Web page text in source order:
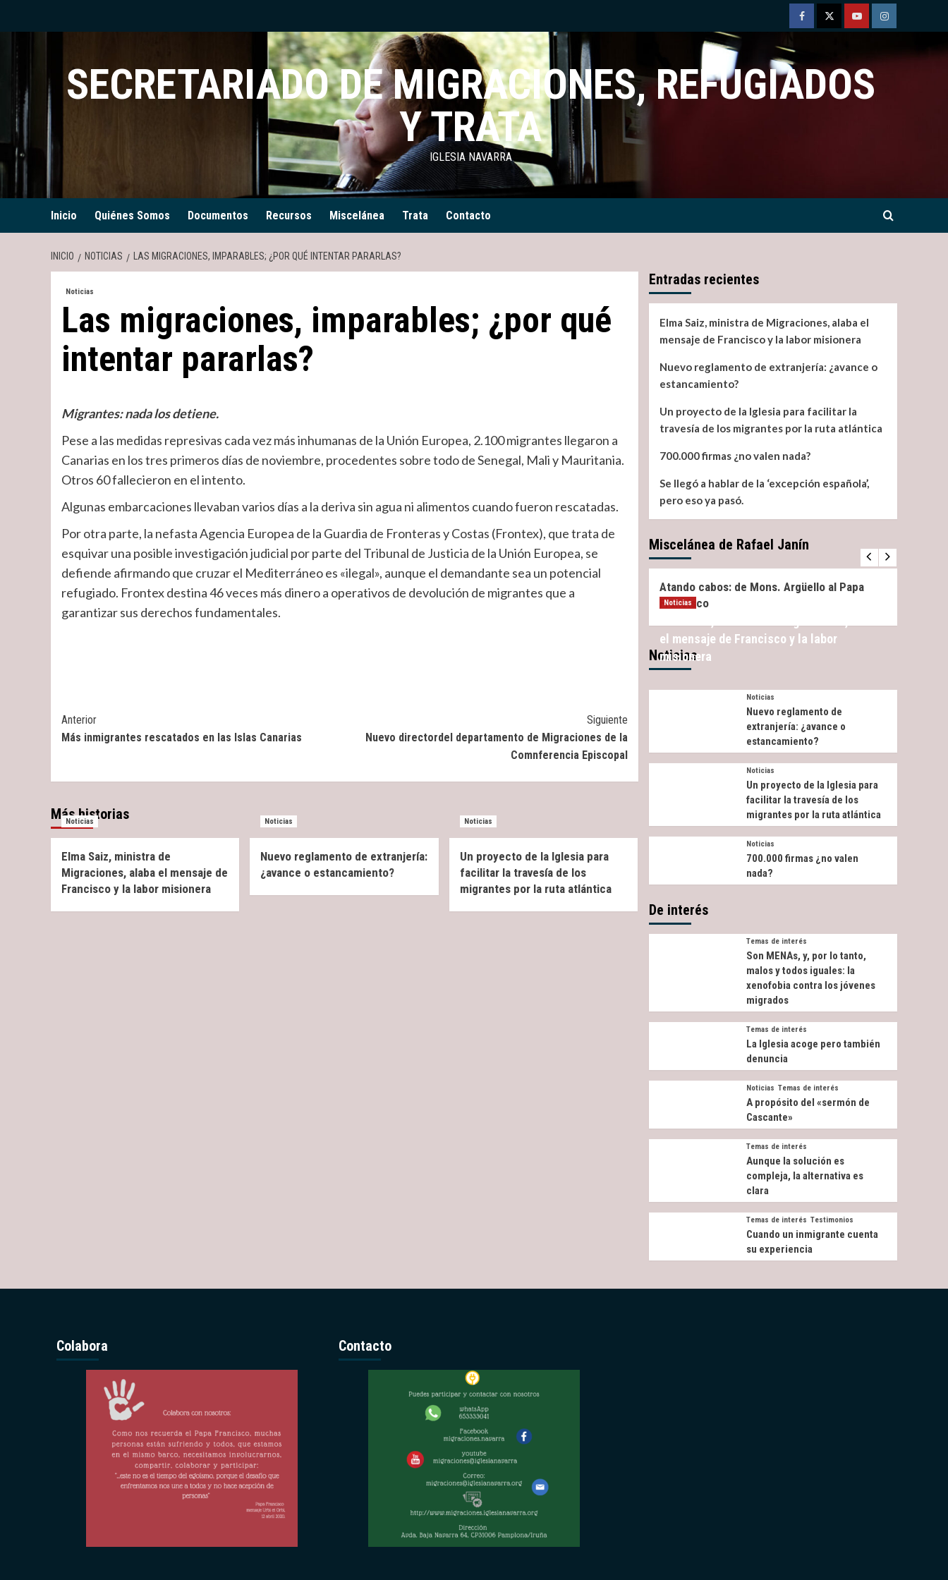
FacebookTwitterYoutubeInstagram
SECRETARIADO DE MIGRACIONES, REFUGIADOS
Y TRATA
IGLESIA NAVARRA
Inicio Quiénes Somos Documentos Recursos Miscelánea Trata Contacto
INICIO NOTICIAS LAS MIGRACIONES, IMPARABLES; ¿POR QUÉ INTENTAR PARARLAS?
Noticias
Las migraciones, imparables; ¿por qué
intentar pararlas?
Migrantes: nada los detiene.
Pese a las medidas represivas cada vez más inhumanas de la Unión Europea, 2.100 migrantes llegaron a
Canarias en los tres primeros días de noviembre, procedentes sobre todo de Senegal, Mali y Mauritania.
Otros 60 fallecieron en el intento.
Algunas embarcaciones llevaban varios días a la deriva sin agua ni alimentos cuando fueron rescatadas.
Por otra parte, la nefasta Agencia Europea de la Guardia de Fronteras y Costas (Frontex), que trata de
esquivar una posible investigación judicial por parte del Tribunal de Justicia de la Unión Europea, se
defiende afirmando que cruzar el Mediterráneo es «ilegal», aunque el demandante sea un potencial
refugiado. Frontex destina 46 veces más dinero a operativos de devolución de migrantes que a
garantizar sus derechos fundamentales.
Post
Navigation
Anterior
Más inmigrantes rescatados en las Islas Canarias
Siguiente
Nuevo directordel departamento de Migraciones de la
Comnferencia Episcopal
Más historias
Noticias
Elma Saiz, ministra de
Migraciones, alaba el mensaje de
Francisco y la labor misionera
Noticias
Nuevo reglamento de extranjería:
¿avance o estancamiento?
Noticias
Un proyecto de la Iglesia para
facilitar la travesía de los
migrantes por la ruta atlántica
Entradas recientes
Elma Saiz, ministra de Migraciones, alaba el
mensaje de Francisco y la labor misionera
Nuevo reglamento de extranjería: ¿avance o
estancamiento?
Un proyecto de la Iglesia para facilitar la
travesía de los migrantes por la ruta atlántica
700.000 firmas ¿no valen nada?
Se llegó a hablar de la ‘excepción española’,
pero eso ya pasó.
Miscelánea de Rafael Janín
Miscelánea
La profesora de italiano que habla de Dios a
sus alumnos musulmanes
Miscelánea Noticias
Atando cabos: de Mons. Argüello al Papa
Francisco
Noticias
Noticias
el mensaje de Francisco y la labor
misionera
Noticias
Nuevo reglamento de
extranjería: ¿avance o
estancamiento?
Noticias
Un proyecto de la Iglesia para
facilitar la travesía de los
migrantes por la ruta atlántica
Noticias
700.000 firmas ¿no valen
nada?
De interés
Temas de interés
Son MENAs, y, por lo tanto,
malos y todos iguales: la
xenofobia contra los jóvenes
migrados
Temas de interés
La Iglesia acoge pero también
denuncia
Noticias Temas de interés
A propósito del «sermón de
Cascante»
Temas de interés
Aunque la solución es
compleja, la alternativa es
clara
Temas de interés Testimonios
Cuando un inmigrante cuenta
su experiencia
Colabora Contacto